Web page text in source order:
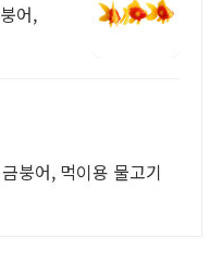
어,
붕어, 먹이용 물고기